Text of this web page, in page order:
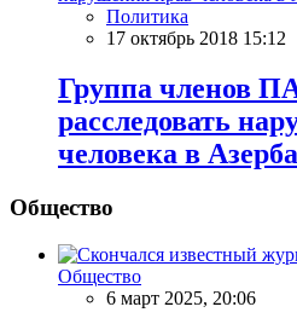
Политика
17 октябрь 2018 15:12
Группа членов
расследовать
человека в
Общество
Общество
6 март 2025, 20:06